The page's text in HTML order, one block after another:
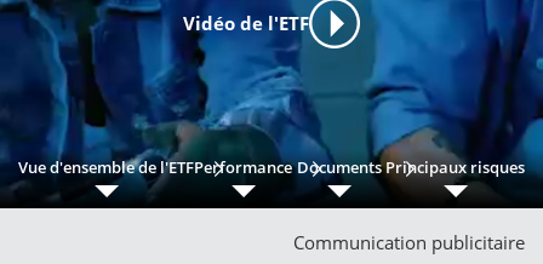
Vidéo de l'ETF
Vue d'ensemble de l'ETFPerformanceDocumentsPrincipaux risques
Communication publicitaire